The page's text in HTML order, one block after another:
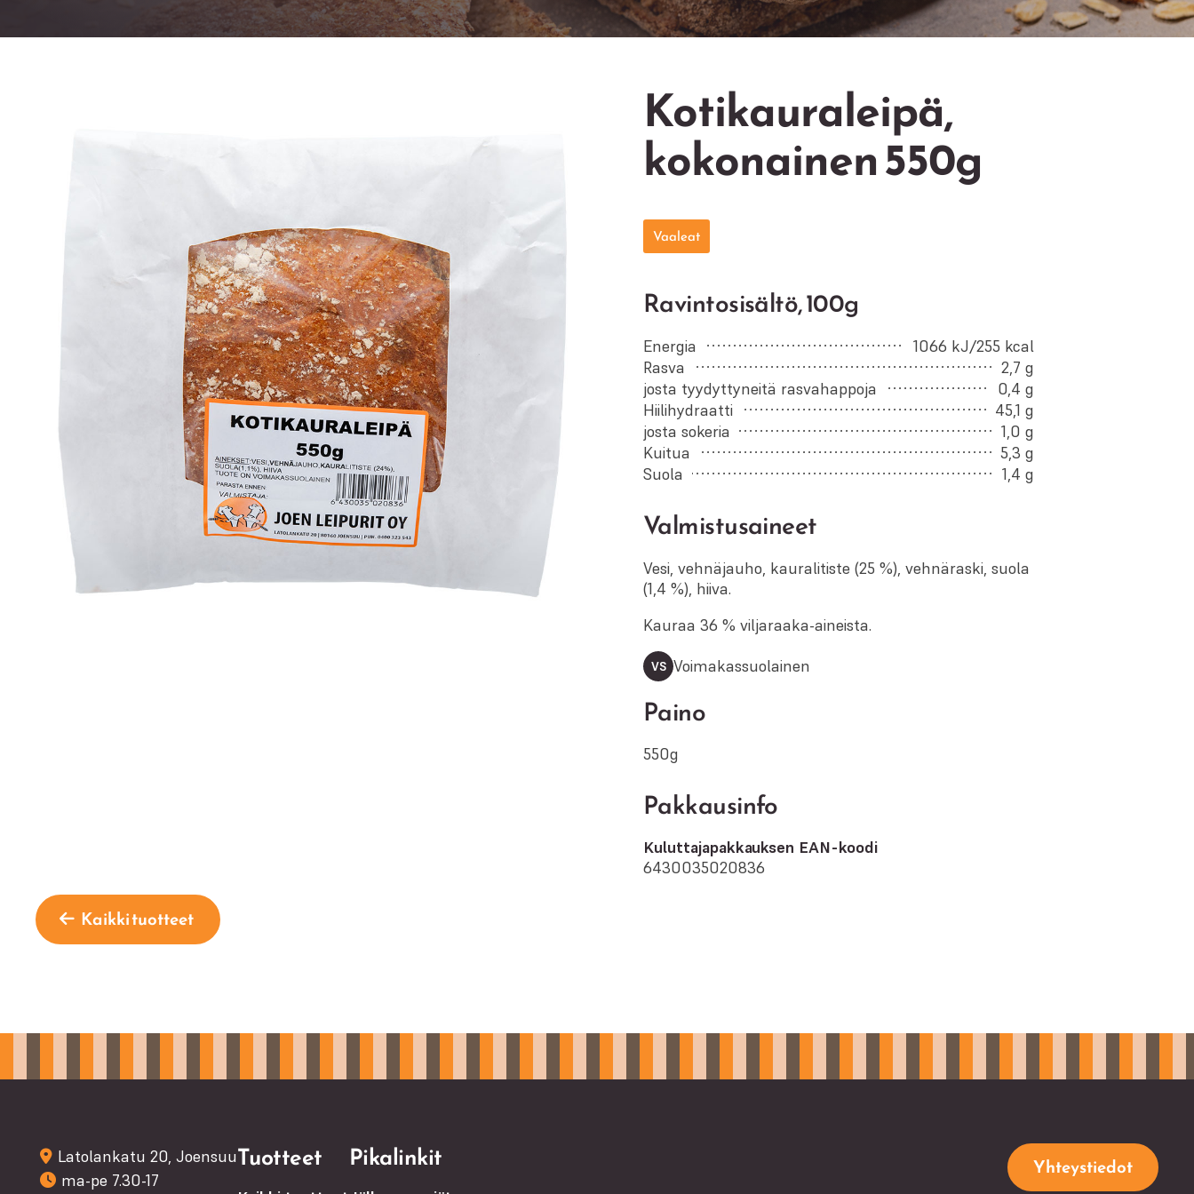
Kotikauraleipä,
kokonainen 550g
Vaaleat
Ravintosisältö, 100g
Energia
1066 kJ/255 kcal
Rasva
2,7 g
josta tyydyttyneitä rasvahappoja
0,4 g
Hiilihydraatti
45,1 g
josta sokeria
1,0 g
Kuitua
5,3 g
Suola
1,4 g
Valmistusaineet
Vesi, vehnäjauho, kauralitiste (25 %), vehnäraski, suola
(1,4 %), hiiva.
Kauraa 36 % viljaraaka-aineista.
VS Voimakassuolainen
Paino
550g
Pakkausinfo
Kuluttajapakkauksen EAN-koodi
6430035020836
Kaikki tuotteet
Latolankatu 20, Joensuu
ma-pe 7.30-17
Tuotteet Pikalinkit Yhteystiedot